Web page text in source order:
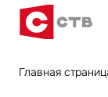
Главная